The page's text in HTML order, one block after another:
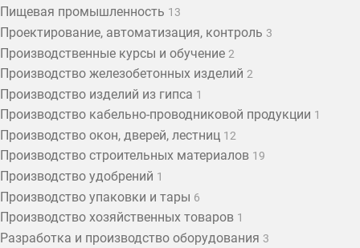
Пищевая промышленность 13
Проектирование, автоматизация, контроль 3
Производственные курсы и обучение 2
Производство железобетонных изделий 2
Производство изделий из гипса 1
Производство кабельно-проводниковой продукции 1
Производство окон, дверей, лестниц 12
Производство строительных материалов 19
Производство удобрений 1
Производство упаковки и тары 6
Производство хозяйственных товаров 1
Разработка и производство оборудования 3